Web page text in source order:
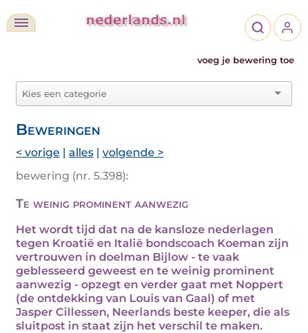
voeg je bewering toe
Beweringen
< vorige | alles | volgende >
bewering (nr. 5.398):
Te weinig prominent aanwezig
Het wordt tijd dat na de kansloze nederlagen
tegen Kroatië en Italië bondscoach Koeman zijn
vertrouwen in doelman Bijlow - te vaak
geblesseerd geweest en te weinig prominent
aanwezig - opzegt en verder gaat met Noppert
(de ontdekking van Louis van Gaal) of met
Jasper Cillessen, Neerlands beste keeper, die als
sluitpost in staat zijn het verschil te maken.